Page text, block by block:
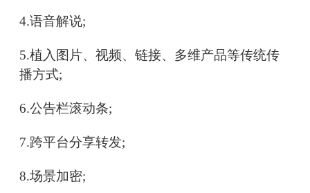
4.语音解说;
5.植入图片、视频、链接、多维产品等传统传
播方式;
6.公告栏滚动条;
7.跨平台分享转发;
8.场景加密;